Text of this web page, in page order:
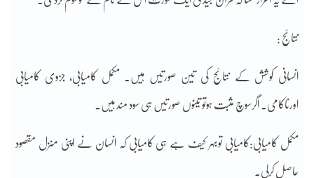
نتائج :
انسانی کوشش کے نتائج کی تین صورتیں ہیں۔ مکمل کامیابی، جزوی کامیابی
اورناکامی۔ اگرسوچ مثبت ہوتو تینوں صورتیں ہی سود مند ہیں۔
مکمل کامیابی:کامیابی توبہر کیف ہے ہی کامیابی کہ انسان نے اپنی منزل مقصود
حاصل کرلی۔